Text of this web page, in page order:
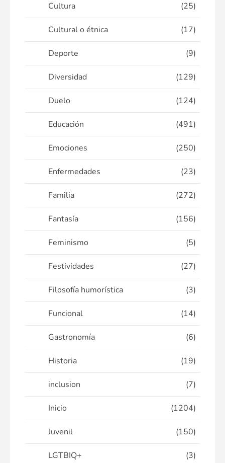
Cultura (25)
Cultural o étnica (17)
Deporte (9)
Diversidad (129)
Duelo (124)
Educación (491)
Emociones (250)
Enfermedades (23)
Familia (272)
Fantasía (156)
Feminismo (5)
Festividades (27)
Filosofía humorística (3)
Funcional (14)
Gastronomía (6)
Historia (19)
inclusion (7)
Inicio (1204)
Juvenil (150)
LGTBIQ+ (3)